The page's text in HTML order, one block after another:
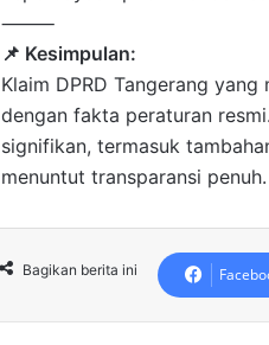
⸻
📌 Kesimpulan:
Klaim DPRD Tangerang
dengan fakta peraturan
signifikan, termasuk
menuntut transparansi
Bagikan berita ini